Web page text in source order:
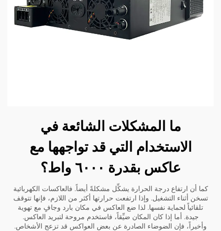
ما المشكلات الشائعة في
الاستخدام التي قد تواجهها مع
عاكس بقدرة ٦٠٠٠ واط؟
كما أن ارتفاع درجة الحرارة يشكِّل مشكلةً أيضاً. فالعاكسات الكهربائية
تسخن أثناء التشغيل. وإذا ارتفعت حرارتها أكثر من اللازم، فإنها تتوقف
تلقائياً لحماية نفسها. لذا ضع العاكس في مكان بارد وجافٍ مع تهوية
جيدة. أما إذا كان المكان ضيِّقاً، فاستخدم مروحة لتبريد العاكس.
وأخيراً، فإن الضوضاء الصادرة عن بعض العواكس قد تزعج الأشخاص.